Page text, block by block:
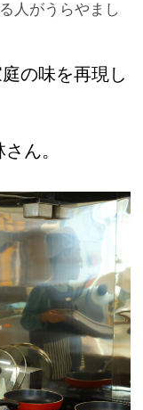
人がうらやまし
の味を再現し
ん。